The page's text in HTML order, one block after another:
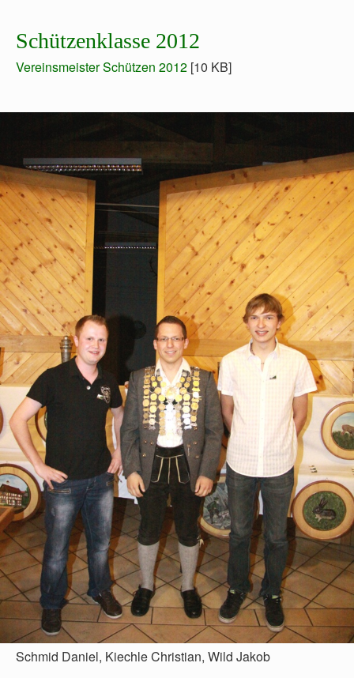
Schützenklasse 2012
Vereinsmeister Schützen 2012 [10 KB]
Schmid Daniel, Kiechle Christian, Wild Jakob